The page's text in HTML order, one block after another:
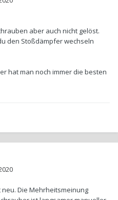
aber auch nicht gelöst.
den Stoßdämpfer wechseln
hat man noch immer die besten
neu. Die Mehrheitsmeinung